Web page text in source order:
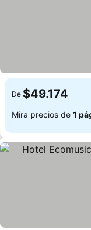
De $49.174
Mira precios de 1